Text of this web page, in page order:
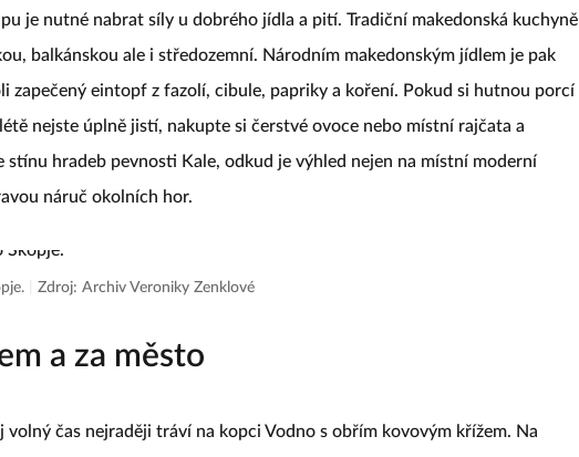
je nutné nabrat síly u dobrého jídla a pití. Tradiční makedonská kuchyně
balkánskou ale i středozemní. Národním makedonským jídlem je pak
zapečený eintopf z fazolí, cibule, papriky a koření. Pokud si hutnou porcí
nejste úplně jistí, nakupte si čerstvé ovoce nebo místní rajčata a
stínu hradeb pevnosti Kale, odkud je výhled nejen na místní moderní
náruč okolních hor.
Zdroj: Archiv Veroniky Zenklové
a za město
volný čas nejraději tráví na kopci Vodno s obřím kovovým křížem. Na